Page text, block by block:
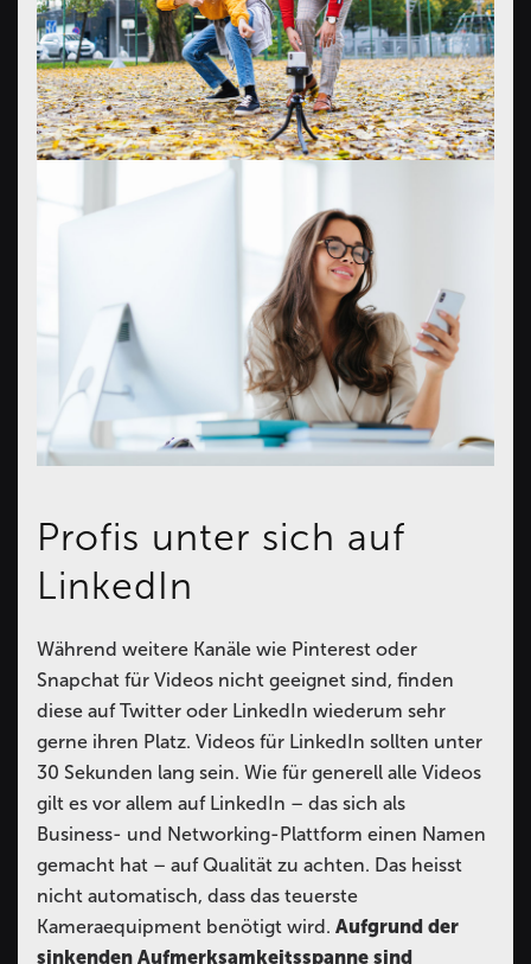
Profis unter sich auf
LinkedIn
Während weitere Kanäle wie Pinterest oder
Snapchat für Videos nicht geeignet sind, finden
diese auf Twitter oder LinkedIn wiederum sehr
gerne ihren Platz. Videos für LinkedIn sollten unter
30 Sekunden lang sein. Wie für generell alle Videos
gilt es vor allem auf LinkedIn – das sich als
Business- und Networking-Plattform einen Namen
gemacht hat – auf Qualität zu achten. Das heisst
nicht automatisch, dass das teuerste
Kameraequipment benötigt wird. Aufgrund der
sinkenden Aufmerksamkeitsspanne sind